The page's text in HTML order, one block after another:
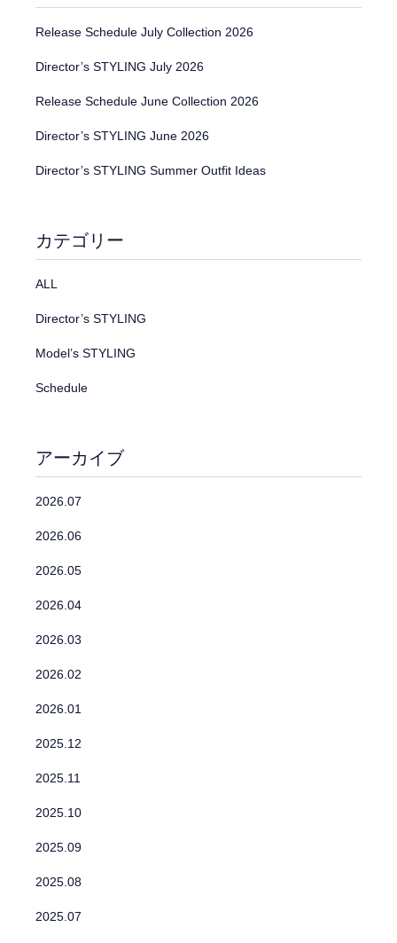
Release Schedule July Collection 2026
Director’s STYLING July 2026
Release Schedule June Collection 2026
Director’s STYLING June 2026
Director’s STYLING Summer Outfit Ideas
カテゴリー
ALL
Director’s STYLING
Model’s STYLING
Schedule
アーカイブ
2026.07
2026.06
2026.05
2026.04
2026.03
2026.02
2026.01
2025.12
2025.11
2025.10
2025.09
2025.08
2025.07